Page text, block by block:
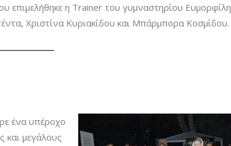
επιμελήθηκε η Trainer του γυμναστηρίου Ευμορφίλη
Χριστίνα Κυριακίδου και Μπάρμπορα Κοσμίδου.
ένα υπέροχο
και μεγάλους